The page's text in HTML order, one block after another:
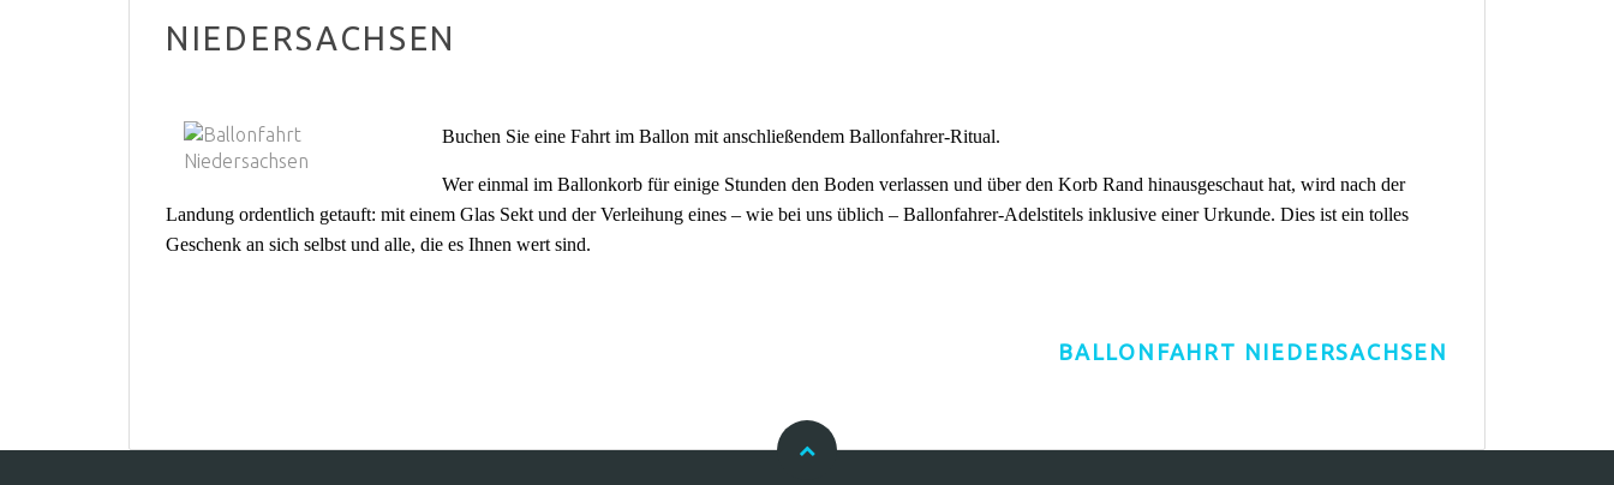
NIEDERSACHSEN
Buchen Sie eine Fahrt im Ballon mit anschließendem Ballonfahrer-Ritual.
Wer einmal im Ballonkorb für einige Stunden den Boden verlassen und über den Korb Rand hinausgeschaut hat, wird nach der
Landung ordentlich getauft: mit einem Glas Sekt und der Verleihung eines – wie bei uns üblich – Ballonfahrer-Adelstitels inklusive einer Urkunde. Dies ist ein tolles
Geschenk an sich selbst und alle, die es Ihnen wert sind.
BALLONFAHRT NIEDERSACHSEN